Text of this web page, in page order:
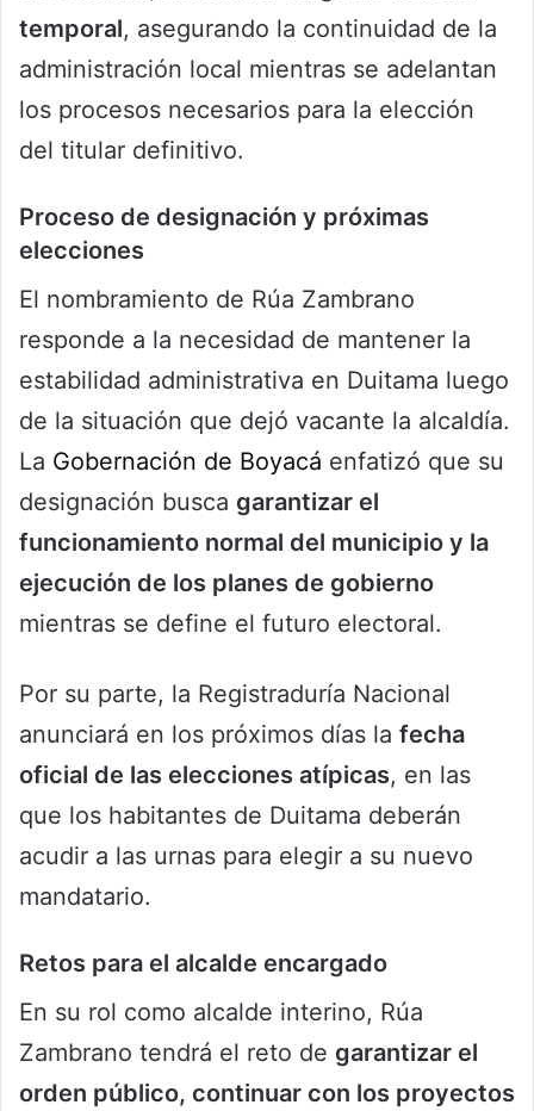
temporal, asegurando la continuidad de la
administración local mientras se adelantan
los procesos necesarios para la elección
del titular definitivo.
Proceso de designación y próximas
elecciones
El nombramiento de Rúa Zambrano
responde a la necesidad de mantener la
estabilidad administrativa en Duitama luego
de la situación que dejó vacante la alcaldía.
La Gobernación de Boyacá enfatizó que su
designación busca garantizar el
funcionamiento normal del municipio y la
ejecución de los planes de gobierno
mientras se define el futuro electoral.
Por su parte, la Registraduría Nacional
anunciará en los próximos días la fecha
oficial de las elecciones atípicas, en las
que los habitantes de Duitama deberán
acudir a las urnas para elegir a su nuevo
mandatario.
Retos para el alcalde encargado
En su rol como alcalde interino, Rúa
Zambrano tendrá el reto de garantizar el
orden público, continuar con los proyectos